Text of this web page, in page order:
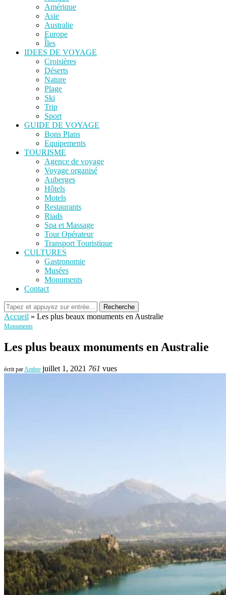
Amérique
Asie
Australie
Europe
Îles
IDEES DE VOYAGE
Croisières
Déserts
Nature
Plage
Ski
Trip
Sport
GUIDE DE VOYAGE
Bons Plans
Equipements
TOURISME
Agence de voyage
Voyage organisé
Auberges
Hôtels
Motels
Restaurants
Riads
Spa et Massage
Tour Opérateur
Transport Touristique
CULTURES
Gastronomie
Musées
Monuments
Contact
Recherche
Accueil » Les plus beaux monuments en Australie
Monuments
Les plus beaux monuments en Australie
écrit parAmbre juillet 1, 2021 761 vues